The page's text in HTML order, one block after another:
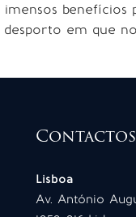
benefícios
desporto em que
Contactos
Lisboa
Av. António